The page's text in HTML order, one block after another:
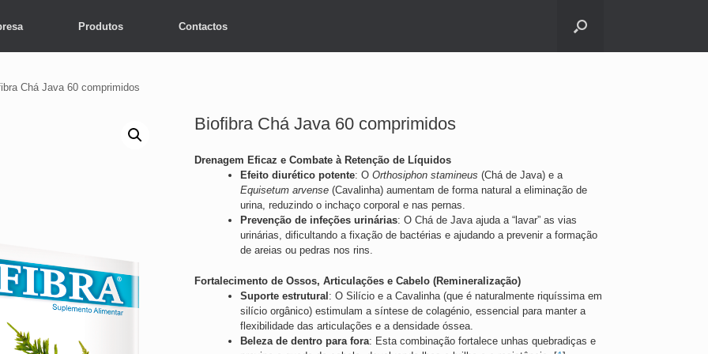
Produtos Contactos
Chá Java 60 comprimidos
Biofibra Chá Java 60 comprimidos
Drenagem Eficaz e Combate à Retenção de Líquidos
Efeito diurético potente: OOrthosiphon stamineus (Chá de Java) e a
Equisetum arvense (Cavalinha) aumentam de forma natural a eliminação de
urina, reduzindo o inchaço corporal e nas pernas.
Prevenção de infeções urinárias: O Chá de Java ajuda a “lavar” as vias
urinárias, dificultando a fixação de bactérias e ajudando a prevenir a formação
de areias ou pedras nos rins.
Fortalecimento de Ossos, Articulações e Cabelo (Remineralização)
Suporte estrutural: O Silício e a Cavalinha (que é naturalmente riquíssima em
silício orgânico) estimulam a síntese de colagénio, essencial para manter a
flexibilidade das articulações e a densidade óssea.
Beleza de dentro para fora: Esta combinação fortalece unhas quebradiças e